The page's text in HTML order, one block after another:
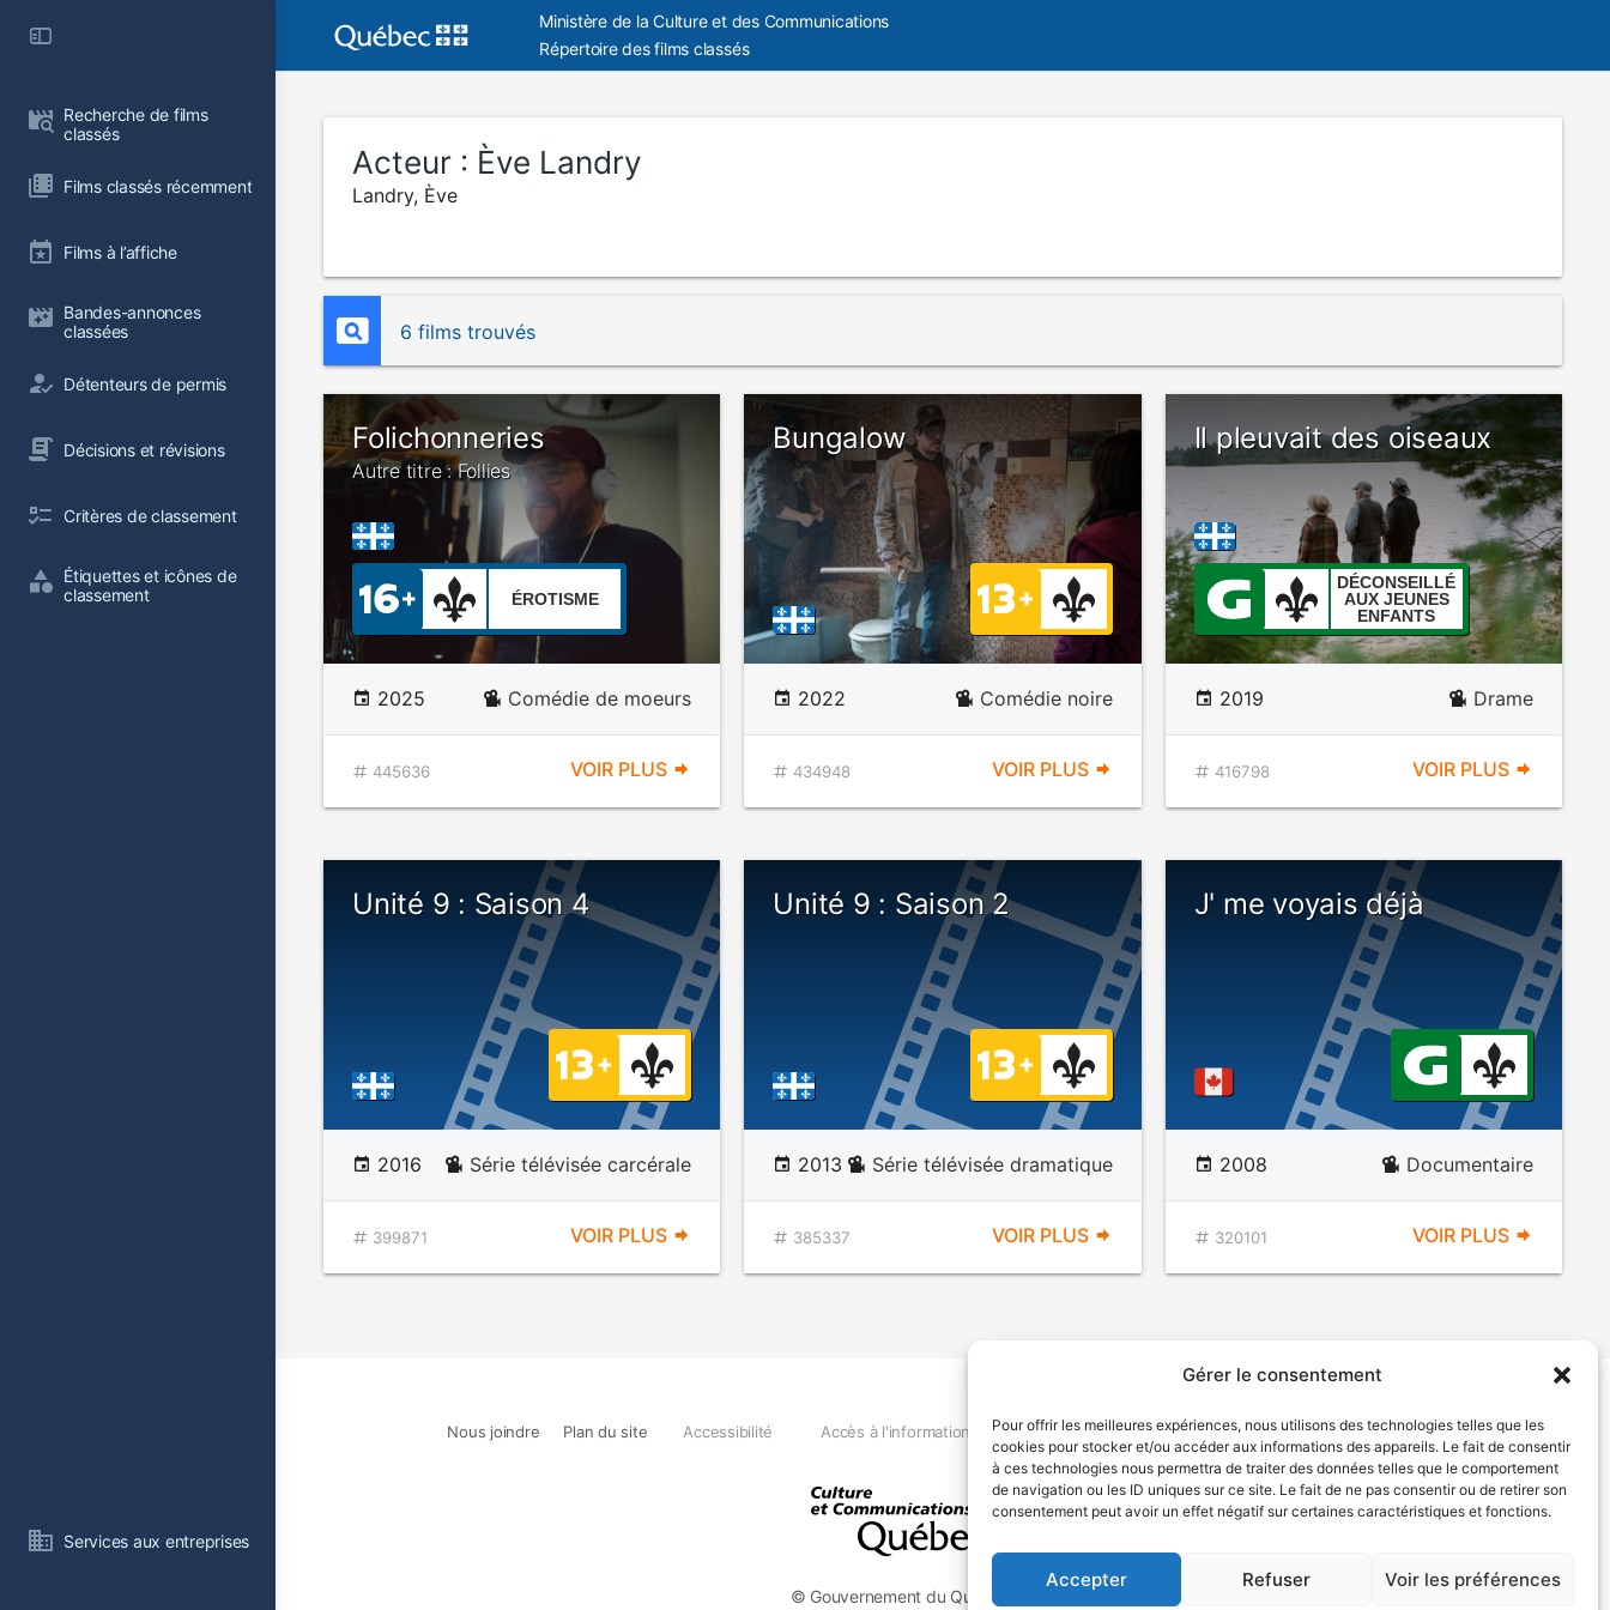
Gérer le consentement
Pour offrir les meilleures expériences, nous utilisons des technologies telles que les
cookies pour stocker et/ou accéder aux informations des appareils. Le fait de consentir
à ces technologies nous permettra de traiter des données telles que le comportement
de navigation ou les ID uniques sur ce site. Le fait de ne pas consentir ou de retirer son
consentement peut avoir un effet négatif sur certaines caractéristiques et fonctions.
Accepter Refuser Voir les préférences
Recherche de films
classés
Films classés récemment
Films à l’affiche
Bandes-annonces
classées
Détenteurs de permis
Décisions et révisions
Critères de classement
Étiquettes et icônes de
classement
Services aux entreprises
Ministère de la Culture et des Communications
Répertoire des films classés
Acteur : Ève Landry
Landry, Ève
6 films trouvés
Folichonneries
Autre titre : Follies
ÉROTISME
2025 Comédie de moeurs
445636 VOIR PLUS
Bungalow
2022 Comédie noire
434948 VOIR PLUS
Il pleuvait des oiseaux
DÉCONSEILLÉ
AUX JEUNES
ENFANTS
2019 Drame
416798 VOIR PLUS
Unité 9 : Saison 4
2016 Série télévisée carcérale
399871 VOIR PLUS
Unité 9 : Saison 2
2013 Série télévisée dramatique
385337 VOIR PLUS
J' me voyais déjà
2008 Documentaire
320101 VOIR PLUS
© Gouvernement du Québec, 2026
Nous joindre Plan du site Accessibilité Accès à l'information Déclaration de services Politique de confidentialité